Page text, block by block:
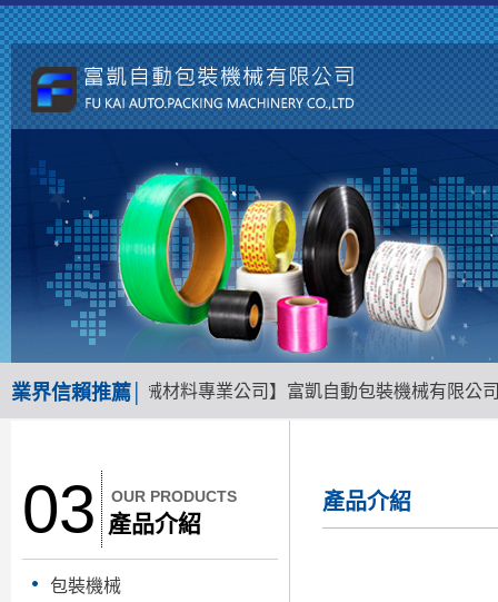
業界信賴推薦│
台南地區包裝機械材料專業公司】富凱自動包裝機械有限公
03 OUR PRODUCTS
產品介紹
包裝機械
產品介紹